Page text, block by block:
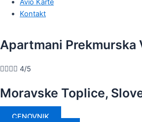
Avio Karte
Kontakt
Apartmani Prekmurska
 4/5
Moravske Toplice,
CENOVNIK